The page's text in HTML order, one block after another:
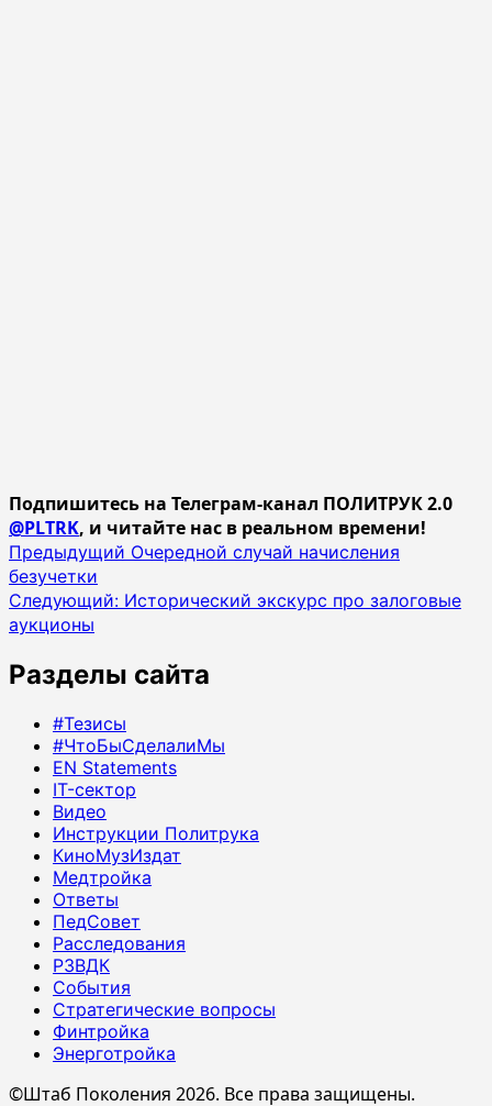
Подпишитесь на Телеграм-канал ПОЛИТРУК 2.0
@PLTRK, и читайте нас в реальном времени!
Навигация
записи
Предыдущий Очередной случай начисления
безучетки
Следующий: Исторический экскурс про залоговые
аукционы
Разделы сайта
#Тезисы
#ЧтоБыСделалиМы
EN Statements
IT-сектор
Видео
Инструкции Политрука
КиноМузИздат
Медтройка
Ответы
ПедСовет
Расследования
РЗВДК
События
Стратегические вопросы
Финтройка
Энерготройка
©Штаб Поколения 2026. Все права защищены.